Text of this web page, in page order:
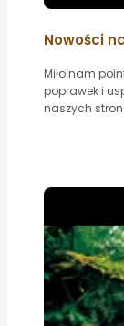
Nowości
Miło nam
poprawek i
naszych stron